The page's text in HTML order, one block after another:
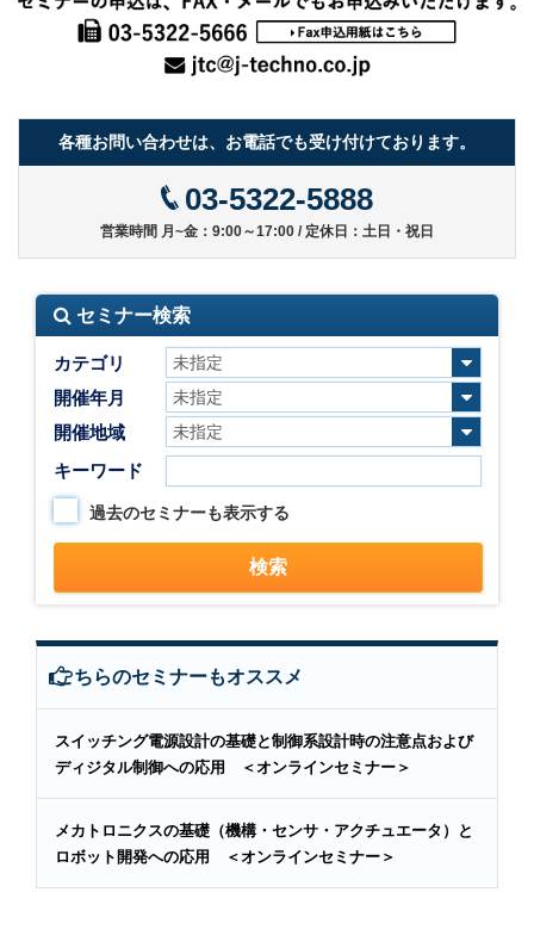
各種お問い合わせは、お電話でも受け付けております。
03-5322-5888
営業時間 月~金：9:00～17:00 / 定休日：土日・祝日
セミナー検索
カテゴリ
開催年月
開催地域
キーワード
過去のセミナーも表示する
こちらのセミナーもオススメ
スイッチング電源設計の基礎と制御系設計時の注意点および
ディジタル制御への応用 ＜オンラインセミナー＞
メカトロニクスの基礎（機構・センサ・アクチュエータ）と
ロボット開発への応用 ＜オンラインセミナー＞